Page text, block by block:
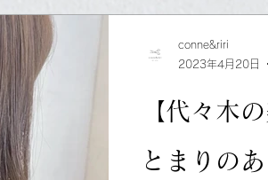
【代々木
とまりの
conne&riri
2023年4月20日